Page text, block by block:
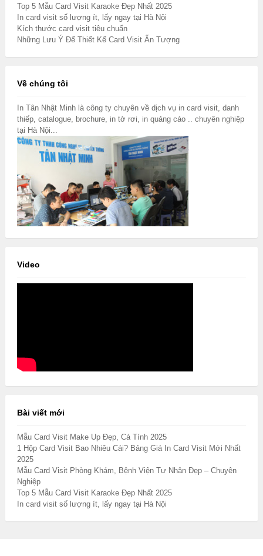
Top 5 Mẫu Card Visit Karaoke Đẹp Nhất 2025
In card visit số lượng ít, lấy ngay tại Hà Nội
Kích thước card visit tiêu chuẩn
Những Lưu Ý Để Thiết Kế Card Visit Ấn Tượng
Về chúng tôi
In Tân Nhật Minh là công ty chuyên về dịch vụ in card visit, danh
thiếp, catalogue, brochure, in tờ rơi, in quảng cáo .. chuyên nghiệp
tại Hà Nội...
Video
Bài viết mới
Mẫu Card Visit Make Up Đẹp, Cá Tính 2025
1 Hộp Card Visit Bao Nhiêu Cái? Bảng Giá In Card Visit Mới Nhất
2025
Mẫu Card Visit Phòng Khám, Bệnh Viện Tư Nhân Đẹp – Chuyên
Nghiệp
Top 5 Mẫu Card Visit Karaoke Đẹp Nhất 2025
In card visit số lượng ít, lấy ngay tại Hà Nội